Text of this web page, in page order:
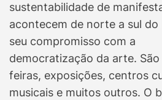
sustentabilidade de
acontecem de norte a sul
seu compromisso com a
democratização da arte.
feiras, exposições, centros
musicais e muitos outros. O